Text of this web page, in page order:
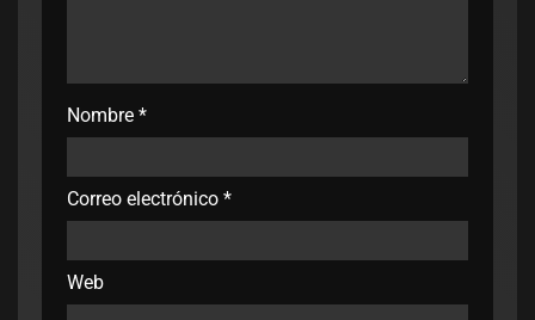
Nombre *
Correo electrónico *
Web